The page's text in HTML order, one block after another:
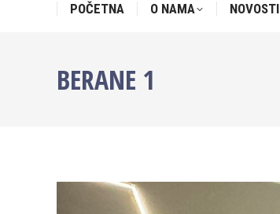
POČETNA O NAMA NOVOSTI
BERANE 1